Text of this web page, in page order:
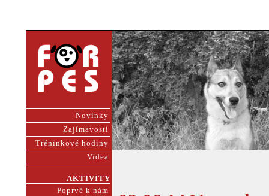
Novinky
Zajímavosti
Tréninkové hodiny
Videa
AKTIVITY
Poprvé k nám